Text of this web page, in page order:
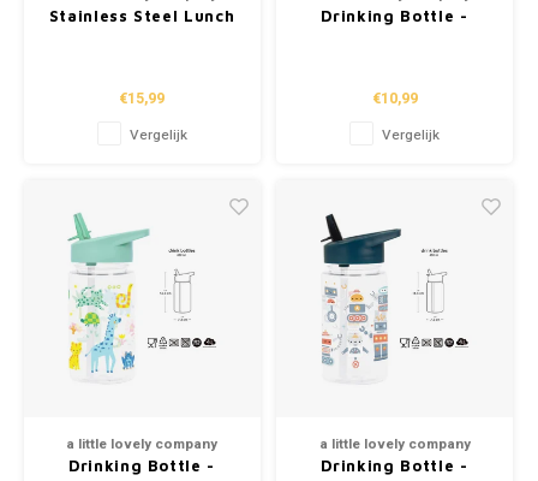
Stainless Steel Lunch
€15,99
Vergelijk
Drinking Bottle -
€10,99
Vergelijk
a little lovely company
Drinking Bottle -
a little lovely company
Drinking Bottle -